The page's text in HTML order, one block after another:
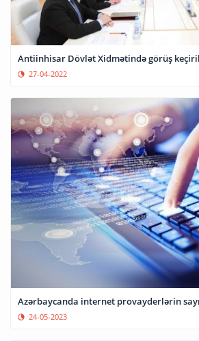
Antiinhisar Dövlət Xidmətində görüş
27-04-2022
Azərbaycanda internet provayderlərin sayı
24-05-2023